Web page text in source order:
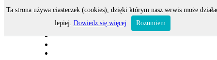
Ta strona używa ciasteczek (cookies), dzięki którym nasz serwis może
lepiej. Dowiedz się więcej Rozumiem